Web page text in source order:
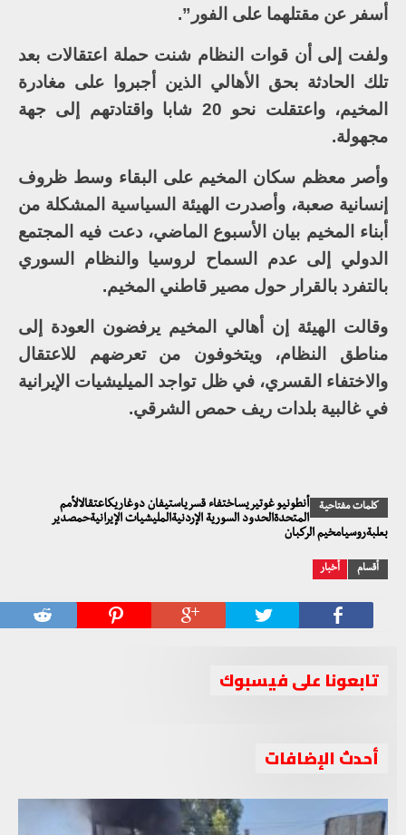
أسفر عن مقتلهما على الفور”.
ولفت إلى أن قوات النظام شنت حملة اعتقالات بعد
تلك الحادثة بحق الأهالي الذين أجبروا على مغادرة
المخيم، واعتقلت نحو 20 شابا واقتادتهم إلى جهة
مجهولة.
وأصر معظم سكان المخيم على البقاء وسط ظروف
إنسانية صعبة، وأصدرت الهيئة السياسية المشكلة من
أبناء المخيم بيان الأسبوع الماضي، دعت فيه المجتمع
الدولي إلى عدم السماح لروسيا والنظام السوري
بالتفرد بالقرار حول مصير قاطني المخيم.
وقالت الهيئة إن أهالي المخيم يرفضون العودة إلى
مناطق النظام، ويتخوفون من تعرضهم للاعتقال
والاختفاء القسري، في ظل تواجد الميليشيات الإيرانية
في غالبية بلدات ريف حمص الشرقي.
كلمات مفتاحية
أنطونيو غوتيريساختفاء قسرياستيفان دوغاريكاعتقالالأمم
المتحدةالحدود السورية الإردنيةالمليشيات الإيرانيةحمصدير
بعلبةروسيامخيم الركبان
أقسام أخبار
تابعونا على فيسبوك
أحدث الإضافات